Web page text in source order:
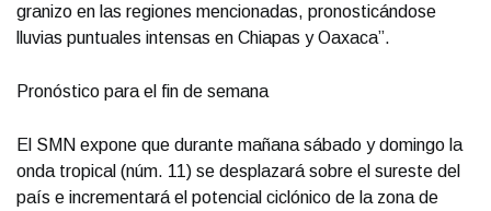
granizo en las regiones mencionadas, pronosticándose
lluvias puntuales intensas en Chiapas y Oaxaca”.
Pronóstico para el fin de semana
El SMN expone que durante mañana sábado y domingo la
onda tropical (núm. 11) se desplazará sobre el sureste del
país e incrementará el potencial ciclónico de la zona de